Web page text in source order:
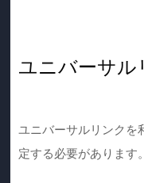
ユニバーサル
ユニバーサルリンクを
定する必要があります